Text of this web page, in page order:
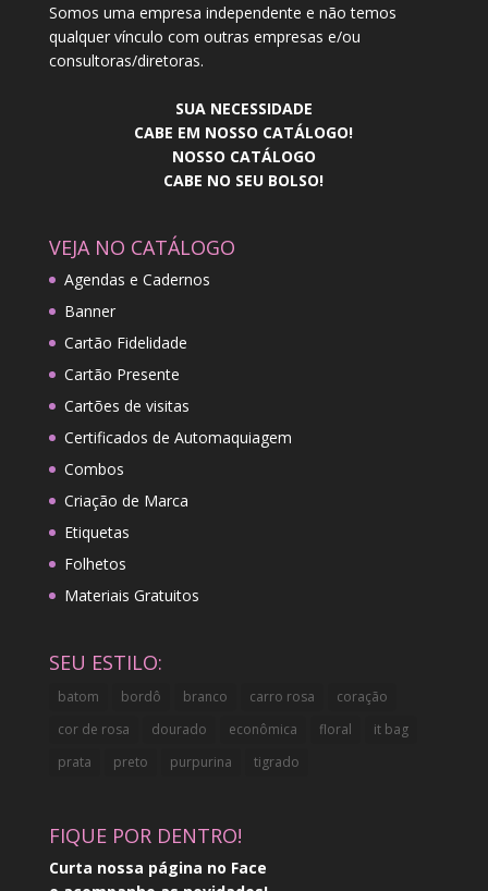
Somos uma empresa independente e não temos
qualquer vínculo com outras empresas e/ou
consultoras/diretoras.
SUA NECESSIDADE
CABE EM NOSSO CATÁLOGO!
NOSSO CATÁLOGO
CABE NO SEU BOLSO!
VEJA NO CATÁLOGO
Agendas e Cadernos
Banner
Cartão Fidelidade
Cartão Presente
Cartões de visitas
Certificados de Automaquiagem
Combos
Criação de Marca
Etiquetas
Folhetos
Materiais Gratuitos
SEU ESTILO:
batom bordô branco carro rosa
coração
cor de rosa
dourado econômica floral
it bag
prata
preto purpurina tigrado
FIQUE POR DENTRO!
Curta nossa página no Face